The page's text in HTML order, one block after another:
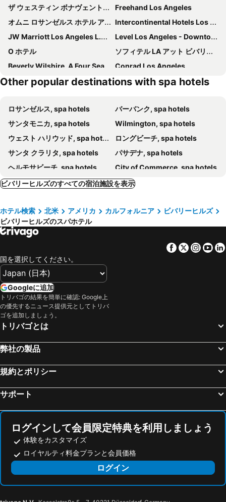
ザ ウェスティン ボナヴェントゥル ホテル アンド スイーツ ロサンゼルス
Freehand Los Angeles
オムニ ロサンゼルス ホテル アット カリフォルニア プラザ
Intercontinental Hotels Los Angeles Downtown By Ihg
JW Marriott Los Angeles L.A. LIVE
Level Los Angeles - Downtown South Olive
O ホテル
ソフィテル LA アット ビバリー ヒルズ
Beverly Wilshire, A Four Seasons Hotel
Conrad Los Angeles
The Ritz-Carlton, Los Angeles
ザ ロサンゼルス アスレチック クラブ
Shutters on the Beach
Regent Santa Monica Beach By Ihg
ザ ビバリー ヒルズ ホテル
W Hollywood
The West Hollywood EDITION
Fairmont Century Plaza Los Angeles at Beverly Hills
ホテル シャングリラ サンタモニカ
SLS ホテル ラグジュアリー コレクション ホテル ビバリー ヒルズ
Casa Del Mar
The Sun Rose West Hollywood
ザ リッツ-カールトン、マリーナ デル レイ
コートヤード・ロサンジェルス・バーバンク・エアポート
Santa Monica Proper Hotel
1 Hotel West Hollywood
L'Ermitage Beverly Hills
サンセット マーキス
Hotel Bel-Air - Dorchester Collection
Oceana Santa Monica, LXR Hotels & Resorts
The Hotel Lili
Other popular destinations with spa hotels
ロサンゼルス, spa hotels
バーバンク, spa hotels
サンタモニカ, spa hotels
Wilmington, spa hotels
ウェスト ハリウッド, spa hotels
ロングビーチ, spa hotels
サンタ クラリタ, spa hotels
パサデナ, spa hotels
ヘルモサビーチ, spa hotels
City of Commerce, spa hotels
Westlake Village, spa hotels
Rancho Palos Verdes, spa hotels
マリーナデルレイ, spa hotels
インダストリー, spa hotels
Stevenson Ranch, spa hotels
ブエナパーク, spa hotels
Hawaiian Gardens, spa hotels
La Puente, spa hotels
Azusa, spa hotels
ノースハリウッド, spa hotels
East Los Angeles, spa hotels
Fullerton, spa hotels
カーソン, spa hotels
ウッドランド ヒルズ, spa hotels
Palisades, spa hotels
ビバリーヒルズのすべての宿泊施設を表示
ホテル検索 北米 アメリカ カルフォルニア
ビバリーヒルズ
ビバリーヒルズのスパホテル
Facebook
Twitter
国を選択してください。
Googleに追加
トリバゴの結果を簡単に確認: Google上
の優先するニュース提供元としてトリバ
ゴを追加しましょう。
トリバゴとは
弊社の製品
規約とポリシー
サポート
ログインして会員限定特典を利用しましょう
体験をカスタマイズ
ロイヤルティ料金プランと会員価格
ログイン